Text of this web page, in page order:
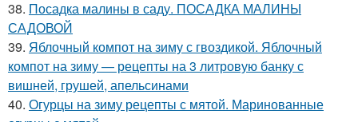
38. Посадка малины в саду. ПОСАДКА МАЛИНЫ
САДОВОЙ
39. Яблочный компот на зиму с гвоздикой. Яблочный
компот на зиму — рецепты на 3 литровую банку с
вишней, грушей, апельсинами
40. Огурцы на зиму рецепты с мятой. Маринованные